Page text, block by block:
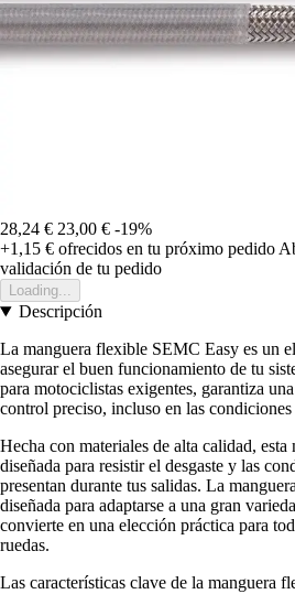
28,24 € 23,00 € -19%
+1,15 € ofrecidos en tu próximo pedido
validación de tu pedido
Loading...
Descripción
La manguera flexible SEMC Easy es un
asegurar el buen funcionamiento de tu
para motociclistas exigentes, garantiza
control preciso, incluso en las condiciones
Hecha con materiales de alta calidad, esta
diseñada para resistir el desgaste y las
presentan durante tus salidas. La
diseñada para adaptarse a una gran
convierte en una elección práctica para
ruedas.
Las características clave de la manguera